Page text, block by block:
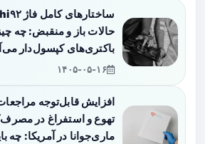
حالات باز و منقبض: چه
باکتری‌های کپسول‌دار
۱۴۰۵-۰۵-۱۶
افزایش قابل‌توجه
تهوع و استفراغ در
ماری‌جوانا در آمریکا: چه